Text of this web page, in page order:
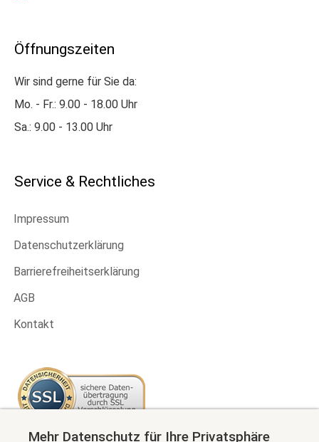
Öffnungszeiten
Wir sind gerne für Sie da:
Mo. - Fr.: 9.00 - 18.00 Uhr
Sa.: 9.00 - 13.00 Uhr
Service & Rechtliches
Impressum
Datenschutzerklärung
Barrierefreiheitserklärung
AGB
Kontakt
Mehr Datenschutz für Ihre Privatsphäre